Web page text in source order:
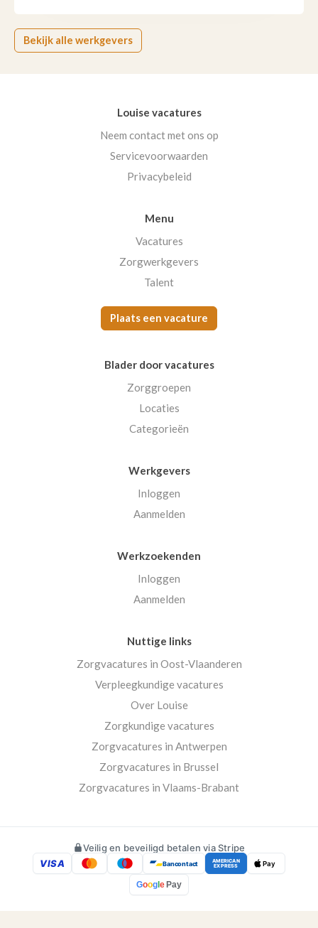
Bekijk alle werkgevers
Louise vacatures
Neem contact met ons op
Servicevoorwaarden
Privacybeleid
Menu
Vacatures
Zorgwerkgevers
Talent
Plaats een vacature
Blader door vacatures
Zorggroepen
Locaties
Categorieën
Werkgevers
Inloggen
Aanmelden
Werkzoekenden
Inloggen
Aanmelden
Nuttige links
Zorgvacatures in Oost-Vlaanderen
Verpleegkundige vacatures
Over Louise
Zorgkundige vacatures
Zorgvacatures in Antwerpen
Zorgvacatures in Brussel
Zorgvacatures in Vlaams-Brabant
Veilig en beveiligd betalen via Stripe
VISA
Bancontact AMERICAN
EXPRESS Pay
Googl e Pay